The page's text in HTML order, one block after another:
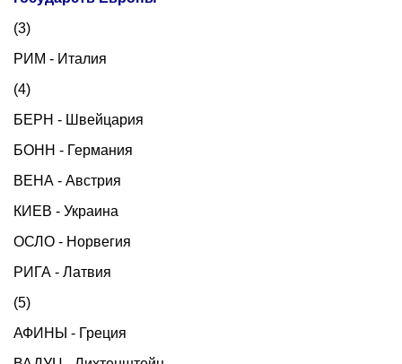
(3)
РИМ - Италия
(4)
БЕРН - Швейцария
БОНН - Германия
ВЕНА - Австрия
КИЕВ - Украина
ОСЛО - Норвегия
РИГА - Латвия
(5)
АФИНЫ - Греция